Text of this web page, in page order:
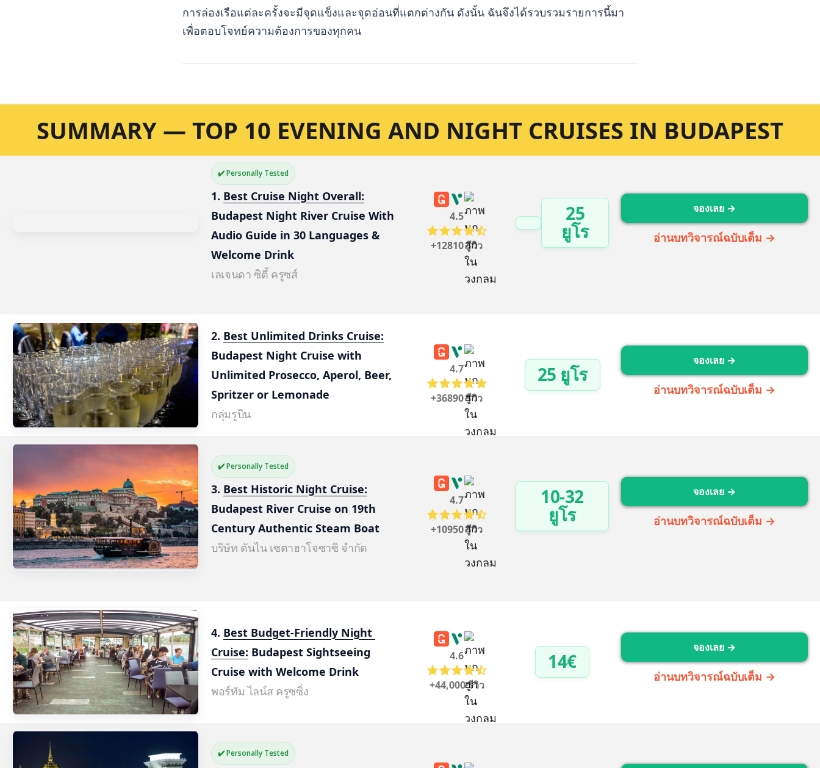
การล่องเรือแต่ละครั้งจะมีจุดแข็งและจุดอ่อนที่แตกต่างกัน ดังนั้น ฉันจึงได้รวบรวมรายการนี้มา
เพื่อตอบโจทย์ความต้องการของทุกคน
SUMMARY — TOP 10 EVENING AND NIGHT CRUISES IN BUDAPEST
✔️ Personally Tested
1. Best Cruise Night Overall:
Budapest Night River Cruise With
Audio Guide in 30 Languages &
Welcome Drink
เลเจนดา ซิตี้ ครูซส์
4.5
+12810 รีวิว
25
ยูโร
จองเลย →
อ่านบทวิจารณ์ฉบับเต็ม →
2. Best Unlimited Drinks Cruise:
Budapest Night Cruise with
Unlimited Prosecco, Aperol, Beer,
Spritzer or Lemonade
กลุ่มรูบิน
4.7
+36890 รีวิว
25 ยูโร
จองเลย →
อ่านบทวิจารณ์ฉบับเต็ม →
✔️ Personally Tested
3. Best Historic Night Cruise:
Budapest River Cruise on 19th
Century Authentic Steam Boat
บริษัท ดันไน เซตาฮาโจซาซิ จำกัด
4.7
+10950 รีวิว
10-32
ยูโร
จองเลย →
อ่านบทวิจารณ์ฉบับเต็ม →
4. Best Budget-Friendly Night
Cruise: Budapest Sightseeing
Cruise with Welcome Drink
พอร์ทัม ไลน์ส ครูซซิ่ง
4.6
+44,000 รีวิว
14€
จองเลย →
อ่านบทวิจารณ์ฉบับเต็ม →
✔️ Personally Tested